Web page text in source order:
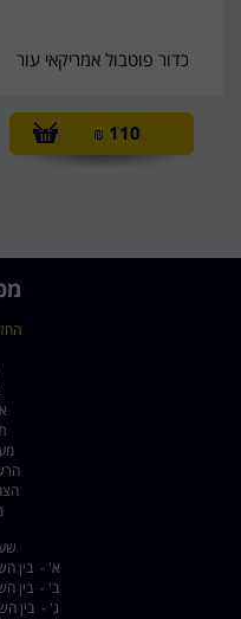
כדור פוטבול אמריקאי עור
110
₪
א' - בין השעות
ב' - בין השעות
ג' - בין השעות